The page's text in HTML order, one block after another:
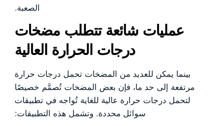
الصعبة.
عمليات شائعة تتطلب مضخات
درجات الحرارة العالية
بينما يمكن للعديد من المضخات تحمل درجات حرارة
مرتفعة إلى حد ما، فإن بعض المضخات تُصمَّم خصيصًا
لتحمل درجات حرارة عالية للغاية تُواجه في تطبيقات
سوائل محددة. وتشمل هذه التطبيقات: